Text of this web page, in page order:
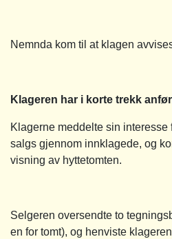
Nemnda kom til at klagen
Klageren har i korte trekk
Klagerne meddelte sin interesse
salgs gjennom innklagede, og
visning av hyttetomten.
Selgeren oversendte to
en for tomt), og henviste